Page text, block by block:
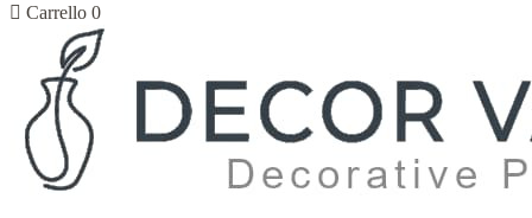
 Carrello 0